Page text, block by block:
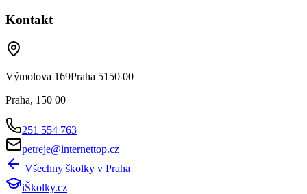
Kontakt
Výmolova 169Praha 5150 00
Praha, 150 00
251 554 763
petreje@internettop.cz
Všechny školky v Praha
iŠkolky.cz